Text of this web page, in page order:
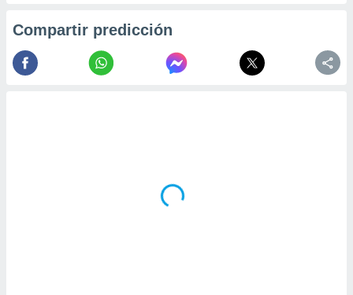
Compartir predicción